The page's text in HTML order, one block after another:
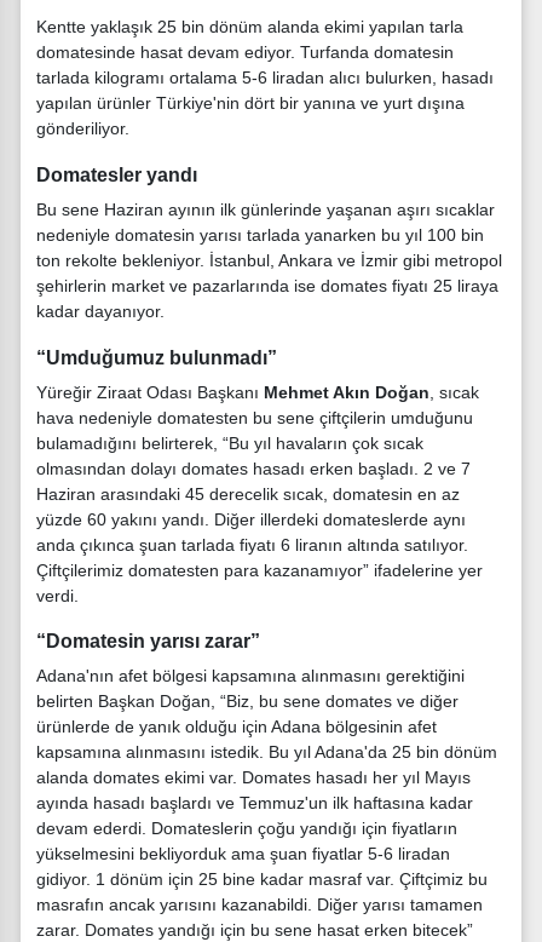
Kentte yaklaşık 25 bin dönüm alanda ekimi yapılan tarla
domatesinde hasat devam ediyor. Turfanda domatesin
tarlada kilogramı ortalama 5-6 liradan alıcı bulurken, hasadı
yapılan ürünler Türkiye'nin dört bir yanına ve yurt dışına
gönderiliyor.
Domatesler yandı
Bu sene Haziran ayının ilk günlerinde yaşanan aşırı sıcaklar
nedeniyle domatesin yarısı tarlada yanarken bu yıl 100 bin
ton rekolte bekleniyor. İstanbul, Ankara ve İzmir gibi metropol
şehirlerin market ve pazarlarında ise domates fiyatı 25 liraya
kadar dayanıyor.
“Umduğumuz bulunmadı”
Yüreğir Ziraat Odası Başkanı Mehmet Akın Doğan , sıcak
hava nedeniyle domatesten bu sene çiftçilerin umduğunu
bulamadığını belirterek, “Bu yıl havaların çok sıcak
olmasından dolayı domates hasadı erken başladı. 2 ve 7
Haziran arasındaki 45 derecelik sıcak, domatesin en az
yüzde 60 yakını yandı. Diğer illerdeki domateslerde aynı
anda çıkınca şuan tarlada fiyatı 6 liranın altında satılıyor.
Çiftçilerimiz domatesten para kazanamıyor” ifadelerine yer
verdi.
“Domatesin yarısı zarar”
Adana'nın afet bölgesi kapsamına alınmasını gerektiğini
belirten Başkan Doğan, “Biz, bu sene domates ve diğer
ürünlerde de yanık olduğu için Adana bölgesinin afet
kapsamına alınmasını istedik. Bu yıl Adana'da 25 bin dönüm
alanda domates ekimi var. Domates hasadı her yıl Mayıs
ayında hasadı başlardı ve Temmuz'un ilk haftasına kadar
devam ederdi. Domateslerin çoğu yandığı için fiyatların
yükselmesini bekliyorduk ama şuan fiyatlar 5-6 liradan
gidiyor. 1 dönüm için 25 bine kadar masraf var. Çiftçimiz bu
masrafın ancak yarısını kazanabildi. Diğer yarısı tamamen
zarar. Domates yandığı için bu sene hasat erken bitecek”